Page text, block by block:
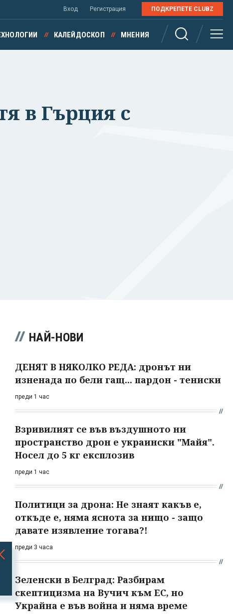
Вход Регистрация ПОДКРЕПЕТЕ CLUBZ
КАЛЕЙДОСКОП МНЕНИЯ
в Гърция с
НАЙ-НОВИ
ДЕНЯТ В НЯКОЛКО РЕДА: дронът ни
изненада по бели гащ... пардон - тениски
преди 1 час
Взривилият се във въздушното ни
пространство дрон е украински "Майя".
Носел до 5 кг експлозив
преди 1 час
Политици за дрона: Не знаят какъв е,
откъде е, няма яснота за нищо - защо
давате изявление тогава?!
преди 3 часа
Зеленски в Белград: Разбирам
скептицизма на Вучич към ЕС, но
Украйна е във война и няма време